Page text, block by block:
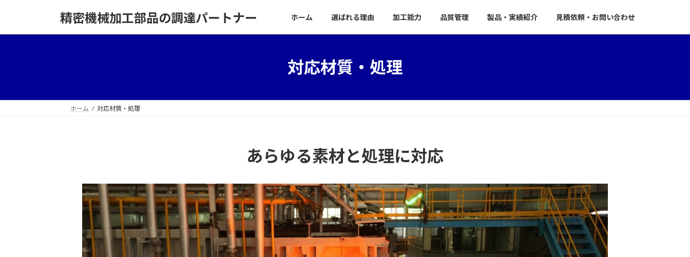
精密機械加工部品の調達パートナー ホーム 選ばれる理由 加工能力 品質管理 製品・実績紹介 見積依頼・お問い合わせ
対応材質・処理
ホーム 対応材質・処理
あらゆる素材と処理に対応